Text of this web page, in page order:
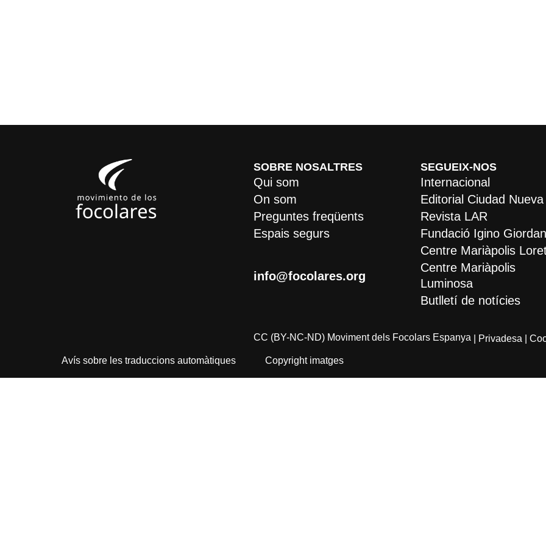
SOBRE NOSALTRES
Qui som
On som
Preguntes freqüents
Espais segurs
info@focolares.org
SEGUEIX-NOS
Internacional
Editorial Ciudad Nueva
Revista LAR
Fundació Igino
Centre Mariàpolis
Centre Mariàpolis
Luminosa
Butlletí de notícies
CC (BY-NC-ND) Moviment dels Focolars Espanya | Privadesa |
Avís sobre les traduccions automàtiques Copyright imatges